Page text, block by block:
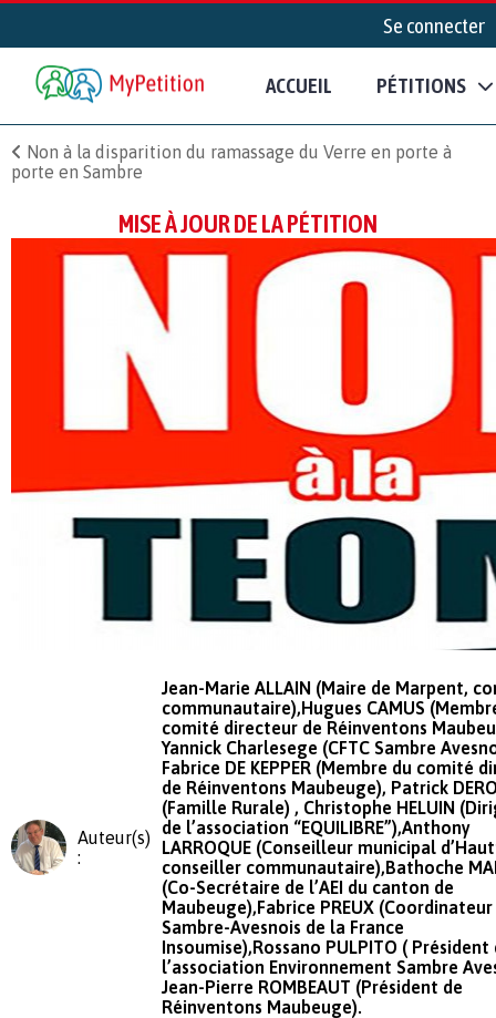
Se connecter
ACCUEIL PÉTITIONS
Non à la disparition du ramassage du Verre en porte à
porte en Sambre
MISE À JOUR DE LA PÉTITION
Auteur(s)
:
Jean-Marie ALLAIN (Maire de Marpent,
communautaire),Hugues CAMUS
comité directeur de Réinventons
Yannick Charlesege (CFTC Sambre
Fabrice DE KEPPER (Membre du comité
de Réinventons Maubeuge), Patrick
(Famille Rurale) , Christophe HELUIN
de l’association “EQUILIBRE”),Anthony
LARROQUE (Conseilleur municipal
conseiller communautaire),Bathoche
(Co-Secrétaire de l’AEI du canton de
Maubeuge),Fabrice PREUX (Coordinateur
Sambre-Avesnois de la France
Insoumise),Rossano PULPITO ( Président
l’association Environnement Sambre
Jean-Pierre ROMBEAUT (Président de
Réinventons Maubeuge).